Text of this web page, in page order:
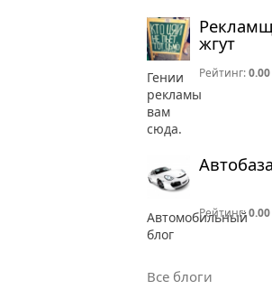
жгут
Гении
рекламы
вам
сюда.
Рейтинг:0.00
Автомобильный
блог
Рейтинг:0.00
Все блоги